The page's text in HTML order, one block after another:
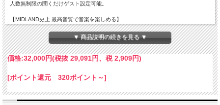
人数無制限の聞くだけゲスト設定可能。
【MIDLAND史上 最高音質で音楽を楽しめる】
RCFプレミアムサウンドスピーカーでハイクオリティーな音質。
低音の音源から広域に忠実に再現する音響システム搭載。
【Bluetoothインカム通話可能】
Bluetoothインカムと１対１のインカム通話が可能。
ユニバーサルインカム機能搭載。
※他社製インカムとの通話が可能です。
▼ 商品説明の続きを見る ▼
価格:32,000円(税抜 29,091円、税 2,909円)
[ポイント還元 320ポイント～]